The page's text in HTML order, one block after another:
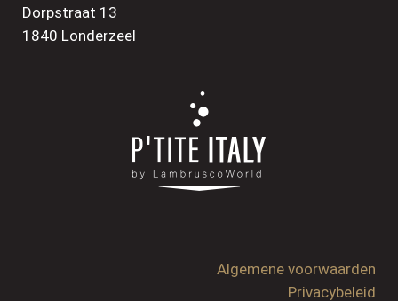
Dorpstraat 13
1840 Londerzeel
Algemene voorwaarden
Privacybeleid